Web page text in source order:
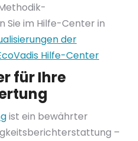
Sie im Hilfe-Center in
der
Hilfe-Center
für Ihre
ist ein bewährter
–